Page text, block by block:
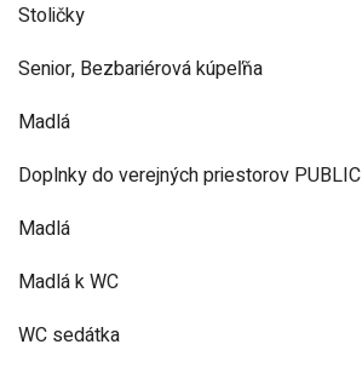
Stoličky
Senior, Bezbariérová kúpeľňa
Madlá
Doplnky do verejných priestorov PUBLIC
Madlá
Madlá k WC
WC sedátka